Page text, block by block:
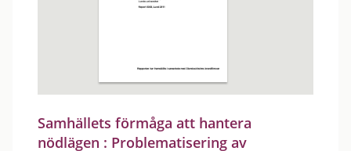
Samhällets förmåga att hantera
nödlägen : Problematisering av